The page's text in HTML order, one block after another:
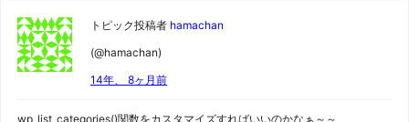
トピック投稿者 hamachan
(@hamachan)
14年、 8ヶ月前
wp_list_categories()関数をカスタマイズすればいいのかなぁ～～